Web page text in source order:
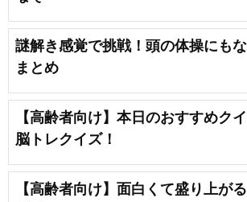
謎解き感覚で挑戦！頭の体操にも
まとめ
【高齢者向け】本日のおすすめク
脳トレクイズ！
【高齢者向け】面白くて盛り上が